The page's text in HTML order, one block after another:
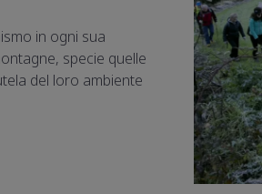
in ogni sua
specie quelle
del loro ambiente